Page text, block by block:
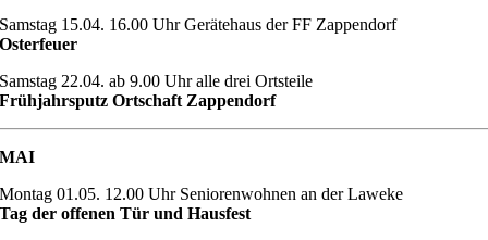
Samstag 15.04. 16.00 Uhr Gerätehaus der FF Zappendorf
Osterfeuer
Samstag 22.04. ab 9.00 Uhr alle drei Ortsteile
Frühjahrsputz Ortschaft Zappendorf
MAI
Montag 01.05. 12.00 Uhr Seniorenwohnen an der Laweke
Tag der offenen Tür und Hausfest